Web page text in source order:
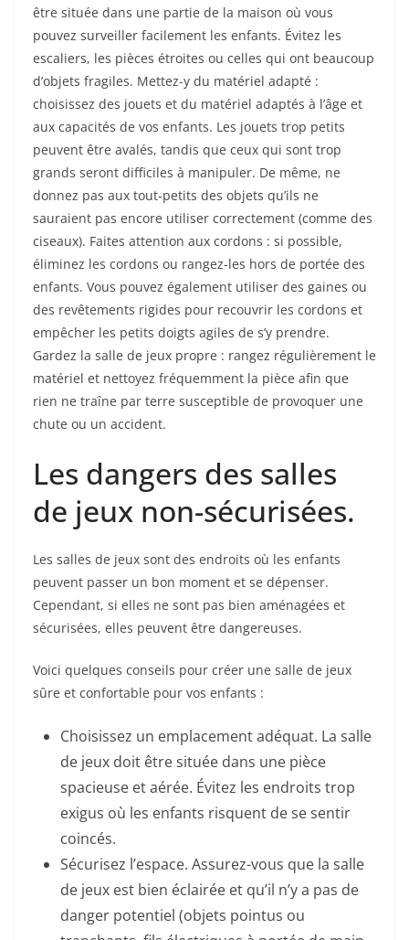
être située dans une partie de la maison où vous
pouvez surveiller facilement les enfants. Évitez les
escaliers, les pièces étroites ou celles qui ont beaucoup
d’objets fragiles. Mettez-y du matériel adapté :
choisissez des jouets et du matériel adaptés à l’âge et
aux capacités de vos enfants. Les jouets trop petits
peuvent être avalés, tandis que ceux qui sont trop
grands seront difficiles à manipuler. De même, ne
donnez pas aux tout-petits des objets qu’ils ne
sauraient pas encore utiliser correctement (comme des
ciseaux). Faites attention aux cordons : si possible,
éliminez les cordons ou rangez-les hors de portée des
enfants. Vous pouvez également utiliser des gaines ou
des revêtements rigides pour recouvrir les cordons et
empêcher les petits doigts agiles de s’y prendre.
Gardez la salle de jeux propre : rangez régulièrement le
matériel et nettoyez fréquemment la pièce afin que
rien ne traîne par terre susceptible de provoquer une
chute ou un accident.
Les dangers des salles
de jeux non-sécurisées.
Les salles de jeux sont des endroits où les enfants
peuvent passer un bon moment et se dépenser.
Cependant, si elles ne sont pas bien aménagées et
sécurisées, elles peuvent être dangereuses.
Voici quelques conseils pour créer une salle de jeux
sûre et confortable pour vos enfants :
Choisissez un emplacement adéquat. La salle
de jeux doit être située dans une pièce
spacieuse et aérée. Évitez les endroits trop
exigus où les enfants risquent de se sentir
coincés.
Sécurisez l’espace. Assurez-vous que la salle
de jeux est bien éclairée et qu’il n’y a pas de
danger potentiel (objets pointus ou